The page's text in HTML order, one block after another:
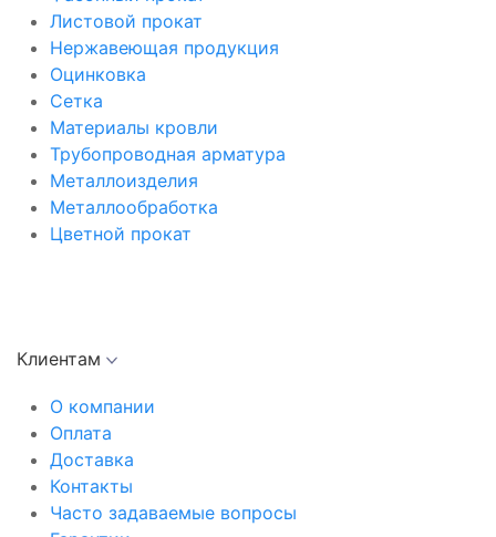
Листовой прокат
Нержавеющая продукция
Оцинковка
Сетка
Материалы кровли
Трубопроводная арматура
Металлоизделия
Металлообработка
Цветной прокат
Клиентам
О компании
Оплата
Доставка
Контакты
Часто задаваемые вопросы